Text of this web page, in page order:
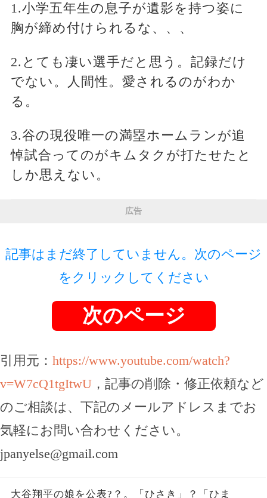
1.小学五年生の息子が遺影を持つ姿に
胸が締め付けられるな、、、
2.とても凄い選手だと思う。記録だけ
でない。人間性。愛されるのがわか
る。
3.谷の現役唯一の満塁ホームランが追
悼試合ってのがキムタクが打たせたと
しか思えない。
広告
記事はまだ終了していません。次のページ
をクリックしてください
次のページ
引用元： https://www.youtube.com/watch?
v=W7cQ1tgItwU ，記事の削除・修正依頼など
のご相談は、下記のメールアドレスまでお
気軽にお問い合わせください。
jpanyelse@gmail.com
大谷翔平の娘を公表?？。「ひさき」？「ひま